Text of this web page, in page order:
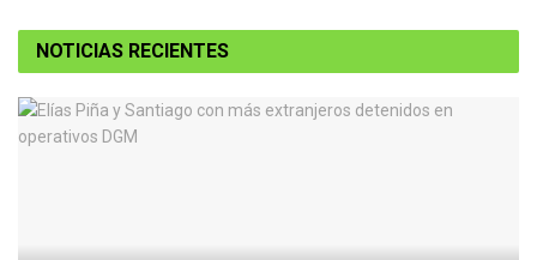
NOTICIAS RECIENTES